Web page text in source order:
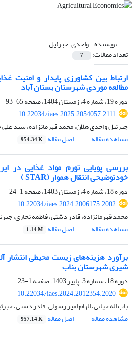
نویسنده =واحدی، جبرئیل
تعداد مقالات: 7
ارتباط بین کشاورزی پایدار و امنیت
مطالعه موردی شهرستان بستان­ آباد
دوره 19، شماره 4، زمستان 1404، صفحه
65-93
10.22034/iaes.2025.2054057.2111
جبرئیل واحدی هلان، محمد قهرمانزاده، سید
مشاهده مقاله
اصل مقاله 954.34 K
بررسی پویایی تورم مواد غذایی در
خودتوضیحی انتقال هموار (STAR )
دوره 18، شماره 4، زمستان 1403، صفحه
1-24
10.22034/iaes.2024.2006175.2002
محمد قهرمانزاده، قادر دشتی، فاطمه نجاری،
مشاهده مقاله
اصل مقاله 1.14 M
برآورد هزینه‌های زیست محیطی انتشار
شیری شهرستان بناب
دوره 18، شماره 3، پاییز 1403، صفحه
1-23
10.22034/iaes.2024.2012354.2020
باب اله حیاتی، الهام امیر رسولی، قادر دشتی،
مشاهده مقاله
اصل مقاله 957.14 K